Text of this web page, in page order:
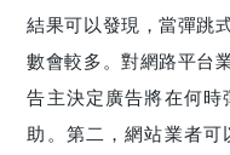
結果可以發現，當彈跳
數會較多。對網路平台
告主決定廣告將在何時
助。第二，網站業者